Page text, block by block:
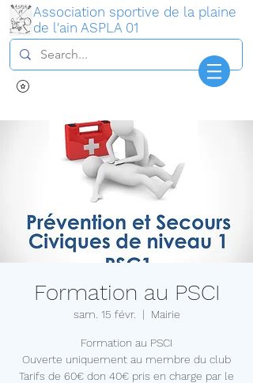
Association sportive de la plaine
de l'ain ASPLA 01
Formation au PSCI
sam. 15 févr.
  |
Mairie
Formation au PSCI
Ouverte uniquement au membre du club
Tarifs de 60€ don 40€ pris en charge par le